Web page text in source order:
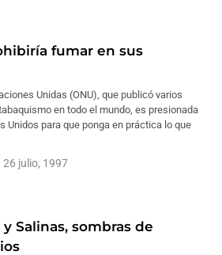
fumar en sus
Unidas (ONU), que publicó varios
en todo el mundo, es presionada
Unidos para que ponga en práctica lo que
26 julio, 1997
y Salinas, sombras de